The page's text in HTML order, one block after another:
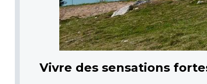
Vivre des sensations